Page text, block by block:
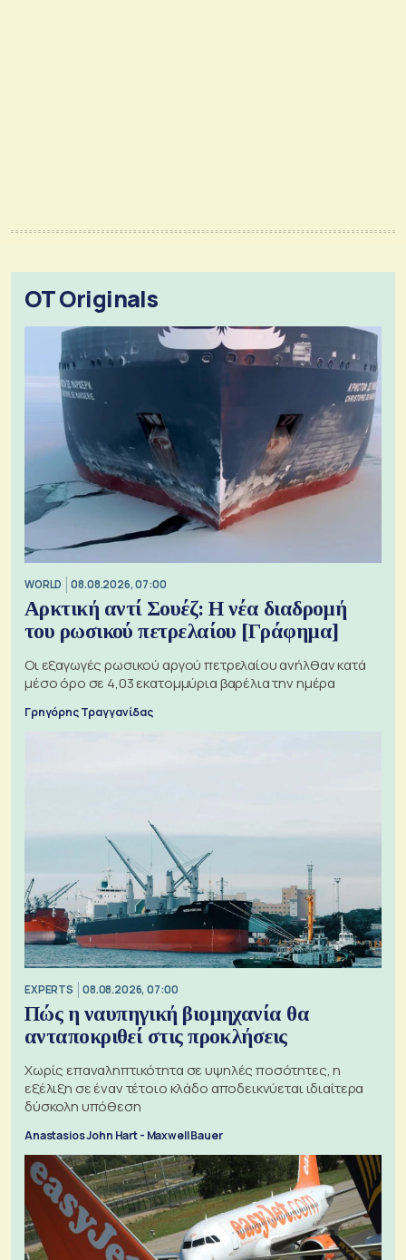
OT Originals
WORLD 08.08.2026, 07:00
Αρκτική αντί Σουέζ: Η νέα διαδρομή
του ρωσικού πετρελαίου [Γράφημα]
Οι εξαγωγές ρωσικού αργού πετρελαίου ανήλθαν κατά
μέσο όρο σε 4,03 εκατομμύρια βαρέλια την ημέρα
Γρηγόρης Τραγγανίδας
EXPERTS 08.08.2026, 07:00
Πώς η ναυπηγική βιομηχανία θα
ανταποκριθεί στις προκλήσεις
Χωρίς επαναληπτικότητα σε υψηλές ποσότητες, η
εξέλιξη σε έναν τέτοιο κλάδο αποδεικνύεται ιδιαίτερα
δύσκολη υπόθεση
Anastasios John Hart - Maxwell Bauer